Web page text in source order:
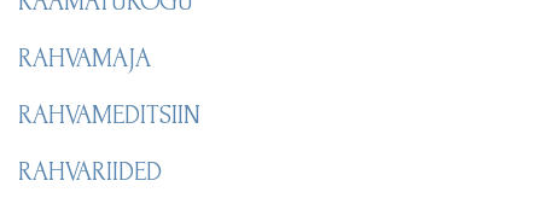
RAHVAMAJA
RAHVAMEDITSIIN
RAHVARIIDED